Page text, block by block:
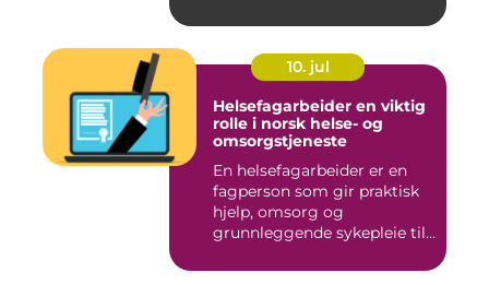
10. jul
Helsefagarbeider en viktig
rolle i norsk helse- og
omsorgstjeneste
En helsefagarbeider er en
fagperson som gir praktisk
hjelp, omsorg og
grunnleggende sykepleie til